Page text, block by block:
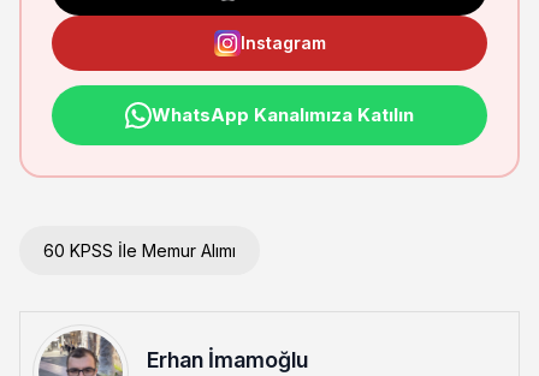
Instagram
WhatsApp Kanalımıza Katılın
60 KPSS İle Memur Alımı
Erhan İmamoğlu